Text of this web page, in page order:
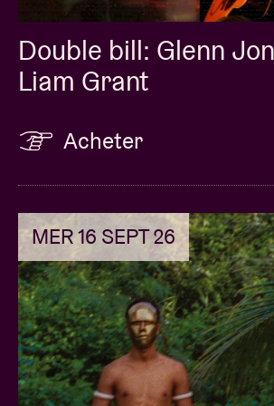
Double bill: Glenn
Liam Grant
Acheter
MER 16 SEPT 26